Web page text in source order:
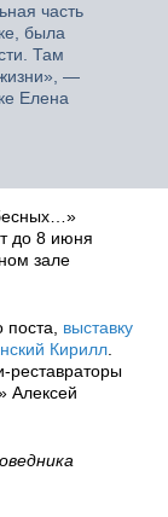
часть
была
Там
—
Елена
до 8 июня
зале
выставку
Кирилл
реставраторы
Алексей